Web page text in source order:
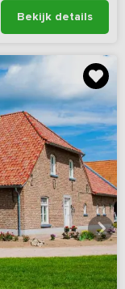
Bekijk details